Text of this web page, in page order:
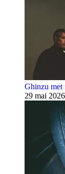
Ghinzu met
29 mai 2026